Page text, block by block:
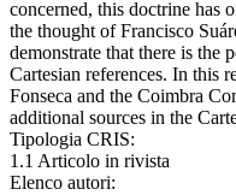
concerned, this doctrine has
the thought of Francisco
demonstrate that there is the
Cartesian references. In this
Fonseca and the Coimbra
additional sources in the
Tipologia CRIS:
1.1 Articolo in rivista
Elenco autori: